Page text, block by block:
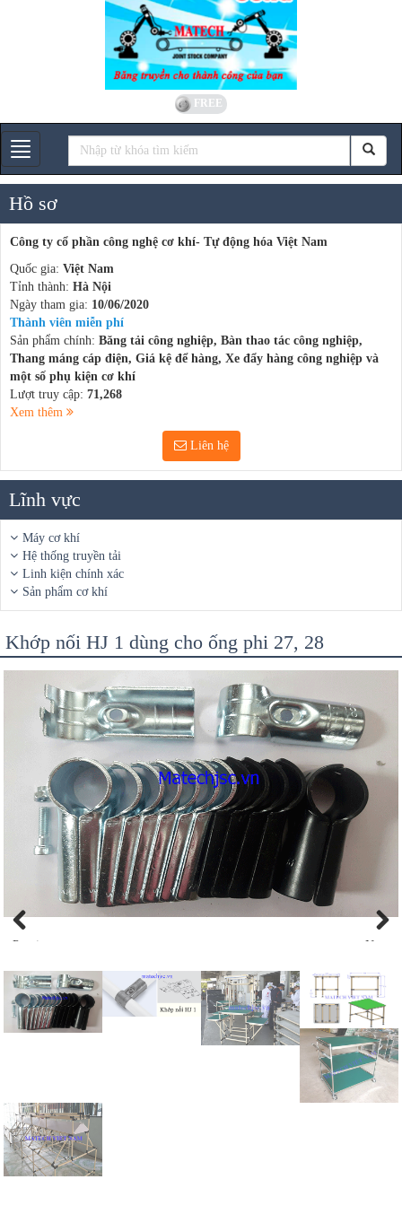
FREE
Gian hàng
Hồ sơ
Công ty cổ phần công nghệ cơ khí- Tự động hóa Việt Nam
Quốc gia: Việt Nam
Tỉnh thành: Hà Nội
Ngày tham gia: 10/06/2020
Thành viên miễn phí
Sản phẩm chính: Băng tải công nghiệp, Bàn thao tác công nghiệp,
Thang máng cáp điện, Giá kệ để hàng, Xe đẩy hàng công nghiệp và
một số phụ kiện cơ khí
Lượt truy cập: 71,268
Xem thêm
Liên hệ
Lĩnh vực
Máy cơ khí
Hệ thống truyền tải
Linh kiện chính xác
Sản phẩm cơ khí
Khớp nối HJ 1 dùng cho ống phi 27, 28
Previous Next